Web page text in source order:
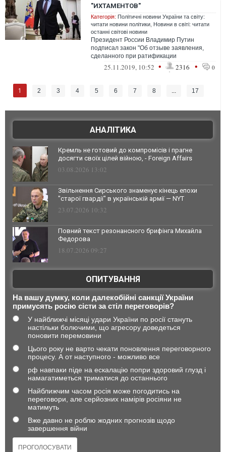
"ИХТАМЕНТОВ"
Категорія: Політичні новини України та світу:
читати новини політики Новини в світі: читати
останні світові новини
Президент России Владимир Путин
подписал закон "Об отзыве заявления,
сделанного при ратификации
Дополнительного протокола к Женевским
конвенциям от 12...
25.11.2019, 10:52 • 2316 • 0
1 2 3 4 5 6 7 8 ... 17
АНАЛІТИКА
Кремль не готовий до компромісів і прагне
досягти своїх цілей війною, - Foreign Affairs
03.08.2026 13:02
Звільнення Сирського знаменує кінець епохи
"старої гвардії" в українській армії — NYT
23.07.2026 10:32
Повний текст резонансного брифінга Михайла
Федорова
18.07.2026 09:27
ОПИТУВАННЯ
На вашу думку, коли далекобійні санкції України
примусять росію сісти за стіл переговорів?
У найближчі місяці удари України по росії стануть
настільки болючими, що агресору доведеться
поновити перемовини
Цього року не варто чекати поновлення переговорного
процесу. А от наступного - можливо все
рф навпаки піде на ескалацію попри здоровий глузд і
намагатиметься триматися до останнього
Найближчим часом росія може погодитись на
переговори, але серйозних намірів росіяни не
матимуть
Вже давно не роблю жодних прогнозів щодо
завершення війни